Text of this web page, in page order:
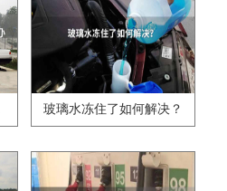
玻璃水冻住了如何解决？